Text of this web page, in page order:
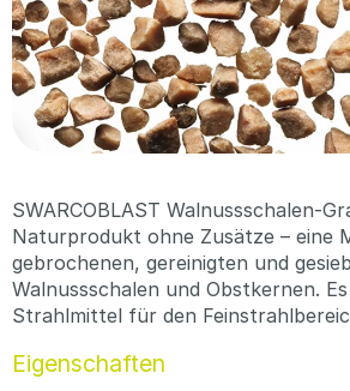
SWARCOBLAST Walnussschalen-
Naturprodukt ohne Zusätze – eine
gebrochenen, gereinigten und
Walnussschalen und Obstkernen.
Strahlmittel für den
Eigenschaften